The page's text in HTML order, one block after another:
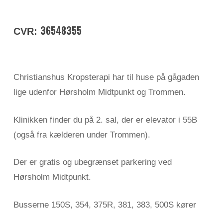
CVR: 36548355
Christianshus Kropsterapi har til huse på gågaden
lige udenfor Hørsholm Midtpunkt og Trommen.
Klinikken finder du på 2. sal, der er elevator i 55B
(også fra kælderen under Trommen).
Der er gratis og ubegrænset parkering ved
Hørsholm Midtpunkt.
Busserne 150S, 354, 375R, 381, 383, 500S kører